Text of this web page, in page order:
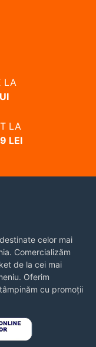
LA
LA
LEI
celor mai
Comercializăm
de la cei mai
Oferim
cu promoții